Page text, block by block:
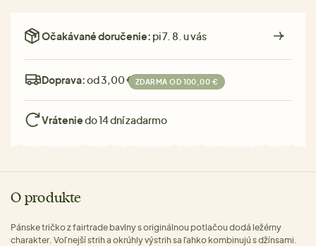
Očakávané doručenie: pi 7. 8. u vás
Doprava:od 3,00 € ZDARMA OD 100,00 €
Vráteniedo 14 dní zadarmo
O produkte
Pánske tričko z fairtrade bavlny s originálnou potlačou dodá ležérny
charakter. Voľnejší strih a okrúhly výstrih sa ľahko kombinujú s džínsami.